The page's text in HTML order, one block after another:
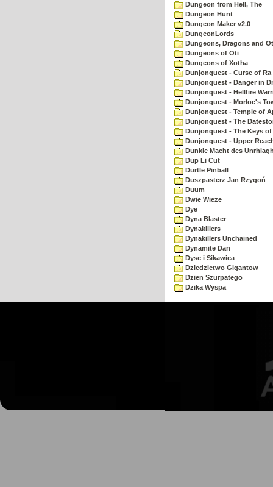
Dungeon from Hell, The
Dungeon Hunt
Dungeon Maker v2.0
DungeonLords
Dungeons, Dragons and
Dungeons of Oti
Dungeons of Xotha
Dunjonquest - Curse of Ra
Dunjonquest - Danger in
Dunjonquest - Hellfire
Dunjonquest - Morloc's
Dunjonquest - Temple of
Dunjonquest - The
Dunjonquest - The Keys
Dunjonquest - Upper
Dunkle Macht des
Dup Li Cut
Durtle Pinball
Duszpasterz Jan Rzygoń
Duum
Dwie Wieze
Dye
Dyna Blaster
Dynakillers
Dynakillers Unchained
Dynamite Dan
Dysc i Sikawica
Dziedzictwo Gigantow
Dzien Szurpatego
Dzika Wyspa